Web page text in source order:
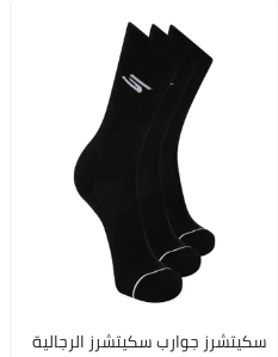
سكيتشرز جوارب سكيتشرز الرجالية